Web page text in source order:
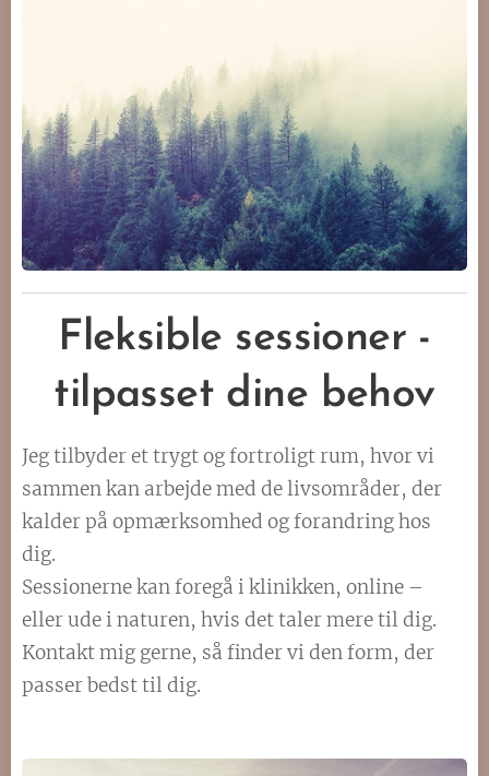
Fleksible sessioner -
tilpasset dine behov
Jeg tilbyder et trygt og fortroligt rum, hvor vi
sammen kan arbejde med de livsområder, der
kalder på opmærksomhed og forandring hos
dig.
Sessionerne kan foregå i klinikken, online –
eller ude i naturen, hvis det taler mere til dig.
Kontakt mig gerne, så finder vi den form, der
passer bedst til dig.